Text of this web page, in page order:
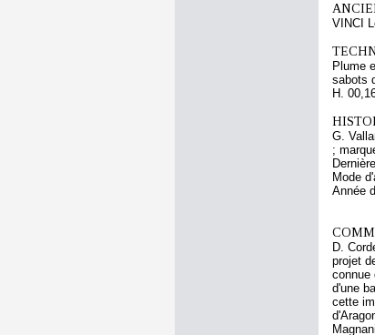
VINCI
Plume
sabots
H.
G.
;
Mode
Année
D.
projet
connue
d'une
cette